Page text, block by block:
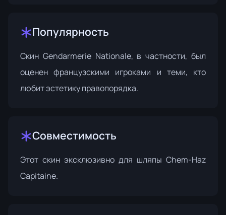
Популярность
Скин Gendarmerie Nationale, в частности, был
оценен французскими игроками и теми, кто
любит эстетику правопорядка.
Совместимость
Этот скин эксклюзивно для шляпы Chem-Haz
Capitaine.